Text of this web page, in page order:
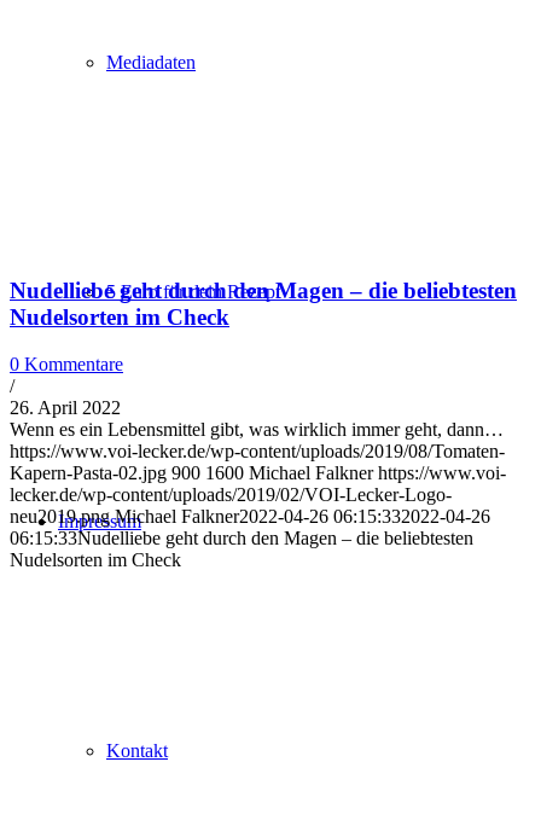
Mediadaten
5 Euro für dein Rezept
Impressum
Kontakt
Nudelliebe geht durch den Magen – die beliebtesten
Nudelsorten im Check
0 Kommentare
/
26. April 2022
Wenn es ein Lebensmittel gibt, was wirklich immer geht, dann…
https://www.voi-lecker.de/wp-content/uploads/2019/08/Tomaten-
Kapern-Pasta-02.jpg 900 1600 Michael Falkner https://www.voi-
lecker.de/wp-content/uploads/2019/02/VOI-Lecker-Logo-
neu2019.png Michael Falkner2022-04-26 06:15:332022-04-26
06:15:33Nudelliebe geht durch den Magen – die beliebtesten
Nudelsorten im Check